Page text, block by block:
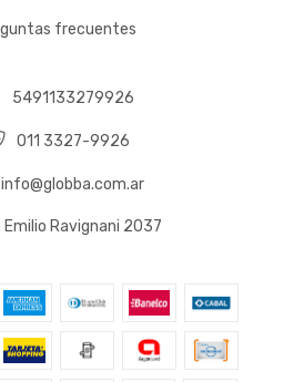
frecuentes
5491133279926
011 3327-9926
info@globba.com.ar
Emilio Ravignani 2037